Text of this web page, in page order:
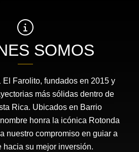
SOMOS
El Farolito, fundados en 2015 y
más sólidas dentro de
Rica. Ubicados en Barrio
honra la icónica Rotonda
nuestro compromiso en guiar a
hacia su mejor inversión.